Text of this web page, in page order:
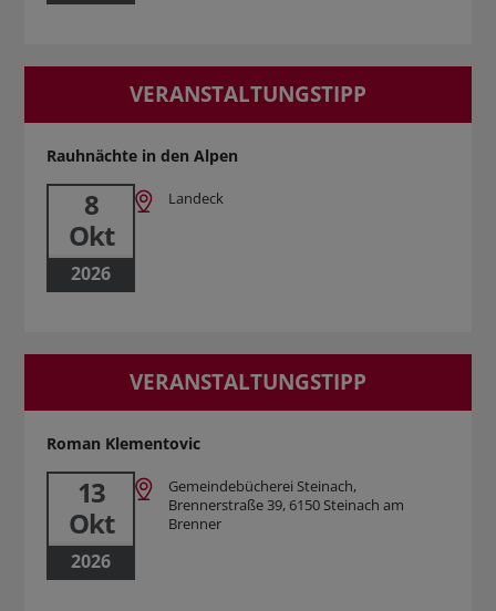
VERANSTALTUNGSTIPP
Rauhnächte in den Alpen
8
Okt
2026
Landeck
VERANSTALTUNGSTIPP
Roman Klementovic
13
Okt
2026
Gemeindebücherei Steinach,
Brennerstraße 39, 6150 Steinach am
Brenner